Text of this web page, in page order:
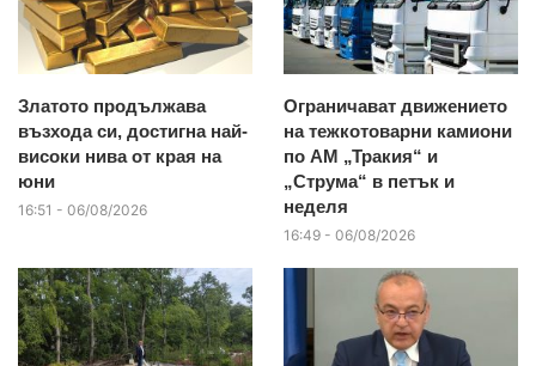
Златото продължава
възхода си, достигна най-
високи нива от края на
юни
16:51 - 06/08/2026
Ограничават движението
на тежкотоварни камиони
по АМ „Тракия“ и
„Струма“ в петък и
неделя
16:49 - 06/08/2026